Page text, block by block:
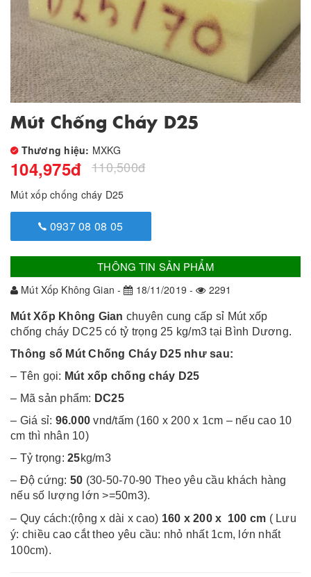
Mút Chống Cháy D25
Thương hiệu: MXKG
104,975đ 110,500đ
Mút xốp chống cháy D25
0937 08 08 05
THÔNG TIN SẢN PHẨM
Mút Xốp Không Gian - 18/11/2019 - 2291
Mút Xốp Không Gian chuyên cung cấp sỉ Mút xốp
chống cháy DC25 có tỷ trọng 25 kg/m3 tại Bình Dương.
Thông số Mút Chống Cháy D25 như sau:
– Tên gọi: Mút xốp chống cháy D25
– Mã sản phẩm: DC25
– Giá sỉ: 96.000vnd/tấm (160 x 200 x 1cm – nếu cao 10
cm thì nhân 10)
– Tỷ trọng: 25kg/m3
– Độ cứng: 50 (30-50-70-90 Theo yêu cầu khách hàng
nếu số lượng lớn >=50m3).
– Quy cách:(rộng x dài x cao) 160 x 200 x 100 cm ( Lưu
ý: chiều cao cắt theo yêu cầu: nhỏ nhất 1cm, lớn nhất
100cm).